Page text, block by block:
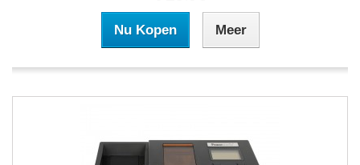
Nu Kopen Meer